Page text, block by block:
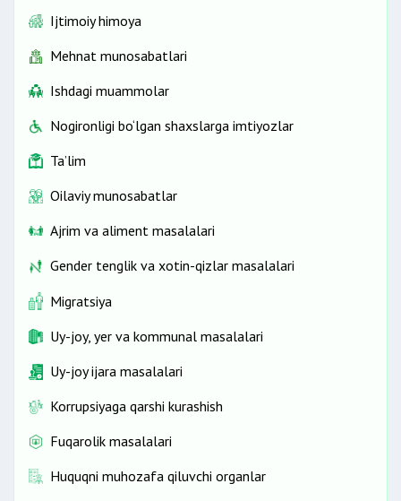
Ijtimoiy himoya
Mehnat munosabatlari
Ishdagi muammolar
Nogironligi bo‘lgan shaxslarga imtiyozlar
Ta’lim
Oilaviy munosabatlar
Ajrim va aliment masalalari
Gender tenglik va xotin-qizlar masalalari
Migratsiya
Uy-joy, yer va kommunal masalalari
Uy-joy ijara masalalari
Korrupsiyaga qarshi kurashish
Fuqarolik masalalari
Huquqni muhozafa qiluvchi organlar